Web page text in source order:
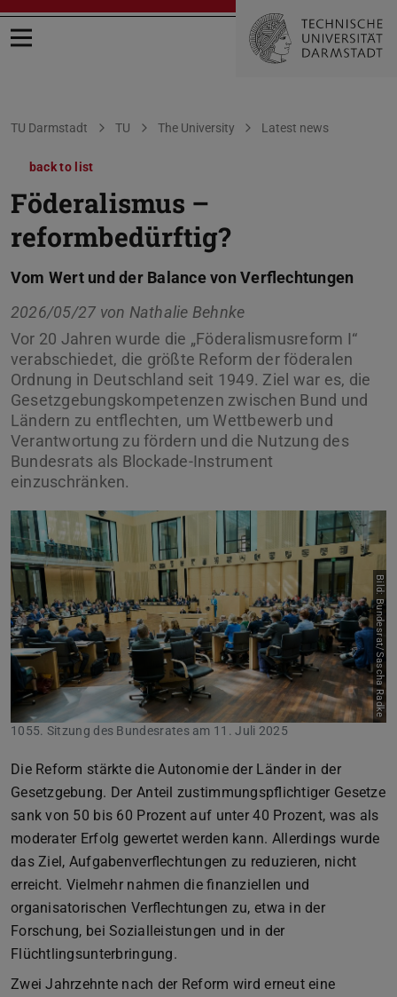
Open menu
You are here:
TU Darmstadt TU The University Latest news
back to list
Föderalismus –
reformbedürftig?
Vom Wert und der Balance von Verflechtungen
2026/05/27 von Nathalie Behnke
Vor 20 Jahren wurde die „Föderalismusreform I“
verabschiedet, die größte Reform der föderalen
Ordnung in Deutschland seit 1949. Ziel war es, die
Gesetzgebungskompetenzen zwischen Bund und
Ländern zu entflechten, um Wettbewerb und
Verantwortung zu fördern und die Nutzung des
Bundesrats als Blockade-Instrument
einzuschränken.
Bild: Bundesrat/Sascha Radke
1055. Sitzung des Bundesrates am 11. Juli 2025
Die Reform stärkte die Autonomie der Länder in der
Gesetzgebung. Der Anteil zustimmungspflichtiger Gesetze
sank von 50 bis 60 Prozent auf unter 40 Prozent, was als
moderater Erfolg gewertet werden kann. Allerdings wurde
das Ziel, Aufgabenverflechtungen zu reduzieren, nicht
erreicht. Vielmehr nahmen die finanziellen und
organisatorischen Verflechtungen zu, etwa in der
Forschung, bei Sozialleistungen und in der
Flüchtlingsunterbringung.
Zwei Jahrzehnte nach der Reform wird erneut eine